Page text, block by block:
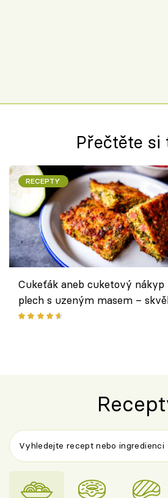
Přečtěte si
RECEPTY
Cukeťák aneb cuketový nákyp
plech s uzeným masem –
způsob, jak zpracovat přerostlé